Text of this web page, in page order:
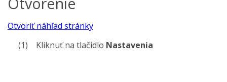
Otvoriť náhľad stránky
Kliknuť na tlačidlo Nastavenia